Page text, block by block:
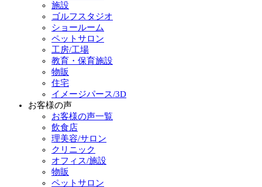
施設
ゴルフスタジオ
ショールーム
ペットサロン
工房/工場
教育・保育施設
物販
住宅
イメージパース/3D
お客様の声
お客様の声一覧
飲食店
理美容/サロン
クリニック
オフィス/施設
物販
ペットサロン